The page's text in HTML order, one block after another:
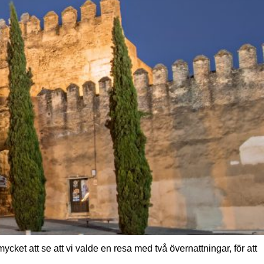
att se att vi valde en resa med två övernattningar, för att